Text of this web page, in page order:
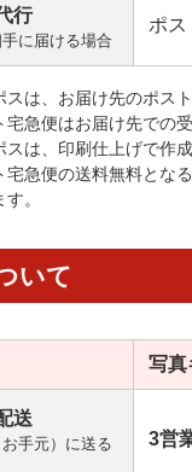
行
に届ける場合
ポス
は、お届け先のポスト
急便はお届け先での
は、印刷仕上げで作
宅急便の送料無料とな
。
いて
写真
送
手元）に送る
3営